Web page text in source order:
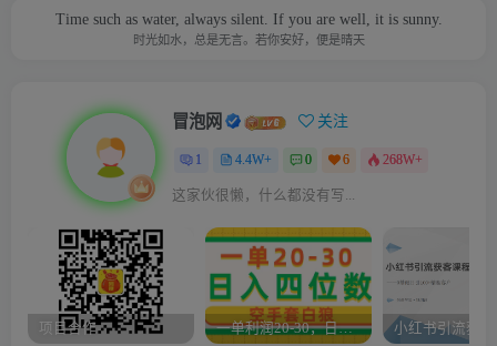
Time such as water, always silent. If you are well, it is sunny.
时光如水，总是无言。若你安好，便是晴天
冒泡网 关注
1 4.4W+ 0 6 268W+
这家伙很懒，什么都没有写...
项目合作 一单利润20-30，日入四位数，空手套白狼，只要做就能赚，简单无套路